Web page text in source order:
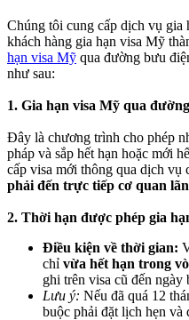
Chúng tôi cung cấp dịch vụ
khách hàng gia hạn visa Mỹ
hạn visa Mỹ qua đường bưu
như sau:
1. Gia hạn visa Mỹ qua
Đây là chương trình cho phép
pháp và sắp hết hạn hoặc mới
cấp visa mới thông qua dịch vụ
phải đến trực tiếp cơ quan
2. Thời hạn được phép gia
Điều kiện về thời gian:
chỉ vừa hết hạn trong
ghi trên visa cũ đến ngày
Lưu ý: Nếu đã quá 12
buộc phải đặt lịch hẹn